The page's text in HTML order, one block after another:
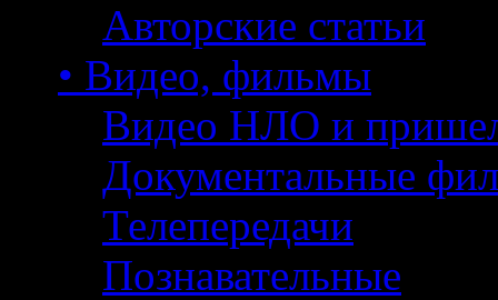
Авторские статьи
• Видео, фильмы
Видео НЛО и
Документальные
Телепередачи
Познавательные